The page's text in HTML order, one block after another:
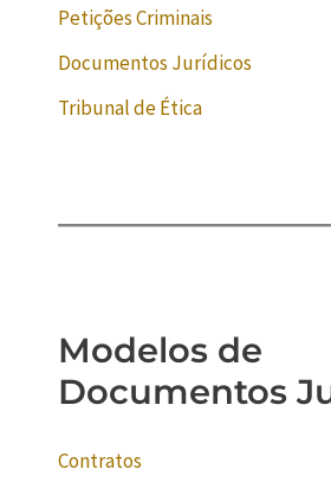
Petições Criminais
Documentos Jurídicos
Tribunal de Ética
Modelos de
Documentos
Contratos